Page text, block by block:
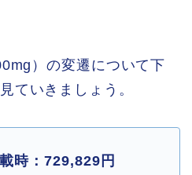
）の変遷について下
ていきましょう。
時：729,829円